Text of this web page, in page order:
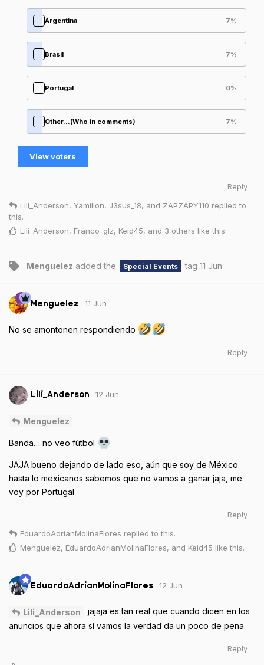
Argentina 7%
Brasil 7%
Portugal 0%
Other...(Who in comments) 7%
View voters
Reply
Lili_Anderson, Yamilion, J3sus_18, and ZAPZAPY110 replied to
this.
Lili_Anderson, Franco_glz, Keid45, and 3 others like this.
Menguelez added the Special Events tag 11 Jun.
Menguelez 11 Jun
No se amontonen respondiendo
Reply
Lili_Anderson 12 Jun
Menguelez
Banda… no veo fútbol
JAJA bueno dejando de lado eso, aún que soy de México
hasta lo mexicanos sabemos que no vamos a ganar jaja, me
voy por Portugal
Reply
EduardoAdrianMolinaFlores replied to this.
Menguelez, EduardoAdrianMolinaFlores, and Keid45 like this.
EduardoAdrianMolinaFlores 12 Jun
Lili_Anderson
jajaja es tan real que cuando dicen en los
anuncios que ahora sí vamos la verdad da un poco de pena.
Reply